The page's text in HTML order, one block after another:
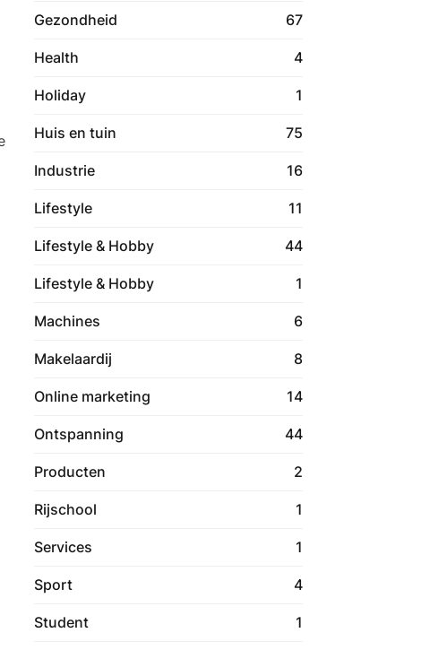
Gezondheid 67
Health 4
Holiday 1
Huis en tuin 75
Industrie 16
Lifestyle 11
Lifestyle & Hobby 44
Lifestyle & Hobby 1
Machines 6
Makelaardij 8
Online marketing 14
Ontspanning 44
Producten 2
Rijschool 1
Services 1
Sport 4
Student 1